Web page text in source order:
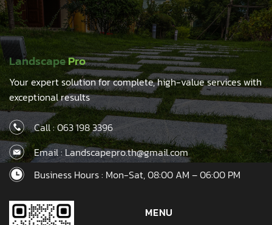
LandscapePro
Your expert solution for complete, high-value services with
exceptional results
Call :063 198 3396
Email : Landscapepro.th@gmail.com
Business Hours : Mon-Sat, 08:00 AM – 06:00 PM
MENU